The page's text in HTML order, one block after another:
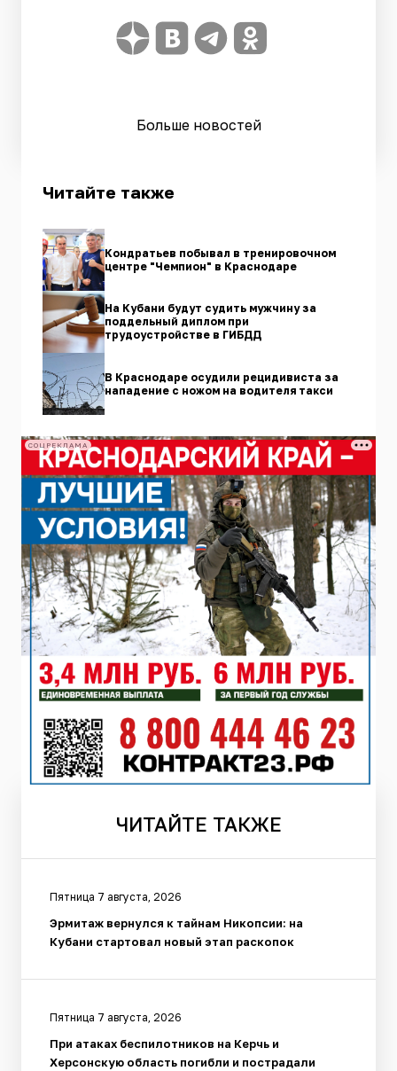
Больше новостей
Читайте также
Кондратьев побывал в тренировочном
центре "Чемпион" в Краснодаре
На Кубани будут судить мужчину за
поддельный диплом при
трудоустройстве в ГИБДД
В Краснодаре осудили рецидивиста за
нападение с ножом на водителя такси
СОЦРЕКЛАМА
ЧИТАЙТЕ ТАКЖЕ
Пятница 7 августа, 2026
Эрмитаж вернулся к тайнам Никопсии: на
Кубани стартовал новый этап раскопок
Пятница 7 августа, 2026
При атаках беспилотников на Керчь и
Херсонскую область погибли и пострадали